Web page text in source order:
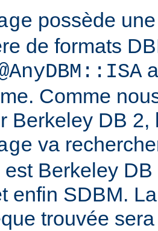
possède
de formats
Comme
Berkeley DB
va
est Berkeley
enfin SDBM.
trouvée